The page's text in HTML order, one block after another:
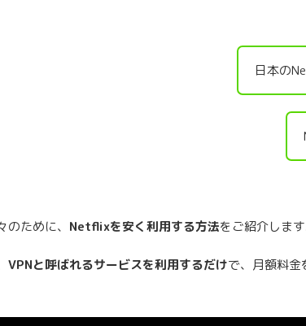
日本の
ために、 Netflixを安く利用する方法をご紹介します
VPNと呼ばれるサービスを利用するだけで、月額料金